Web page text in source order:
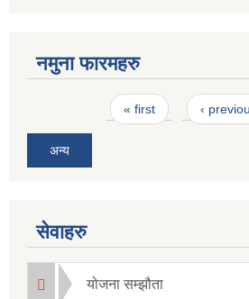
नमुना फारमहरु
« first ‹
अन्य
सेवाहरु
योजना सम्झौता